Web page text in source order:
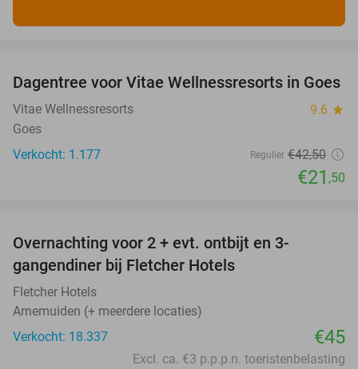
49%
Dagentree voor Vitae Wellnessresorts in Goes
Vitae Wellnessresorts 9.6 star
Goes
Verkocht: 1.177
Regulier €42,50
€21 ,50
Overnachting voor 2 + evt. ontbijt en 3-
gangendiner bij Fletcher Hotels
Fletcher Hotels
Arnemuiden (+ meerdere locaties)
Verkocht: 18.337
€45
Excl. ca. €3 p.p.p.n. toeristenbelasting